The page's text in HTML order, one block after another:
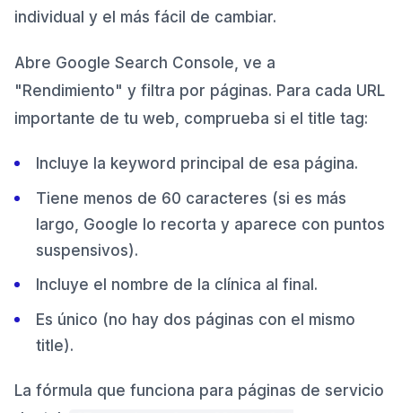
individual y el más fácil de cambiar.
Abre Google Search Console, ve a
"Rendimiento" y filtra por páginas. Para cada URL
importante de tu web, comprueba si el title tag:
Incluye la keyword principal de esa página.
Tiene menos de 60 caracteres (si es más
largo, Google lo recorta y aparece con puntos
suspensivos).
Incluye el nombre de la clínica al final.
Es único (no hay dos páginas con el mismo
title).
La fórmula que funciona para páginas de servicio